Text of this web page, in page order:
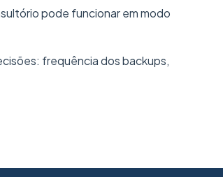
pode funcionar em modo
frequência dos backups,